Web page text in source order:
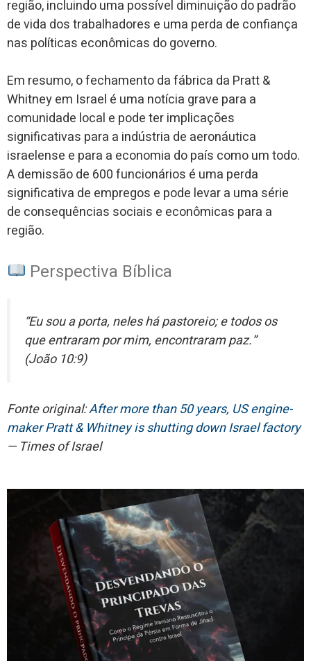
região, incluindo uma possível diminuição do padrão
de vida dos trabalhadores e uma perda de confiança
nas políticas econômicas do governo.
Em resumo, o fechamento da fábrica da Pratt &
Whitney em Israel é uma notícia grave para a
comunidade local e pode ter implicações
significativas para a indústria de aeronáutica
israelense e para a economia do país como um todo.
A demissão de 600 funcionários é uma perda
significativa de empregos e pode levar a uma série
de consequências sociais e econômicas para a
região.
Perspectiva Bíblica
“Eu sou a porta, neles há pastoreio; e todos os
que entraram por mim, encontraram paz.”
(João 10:9)
Fonte original:After more than 50 years, US engine-
maker Pratt & Whitney is shutting down Israel factory
— Times of Israel